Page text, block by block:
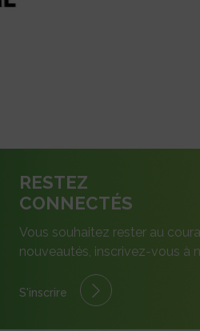
RESTEZ
CONNECTÉS
Vous souhaitez rester au
nouveautés, inscrivez-vous à
S'inscrire